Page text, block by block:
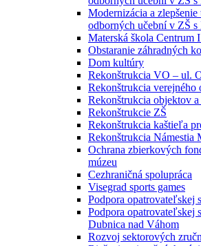
Modernizácia a
odborných učební v ZŠ
Materská škola Centrum
Obstaranie záhradných
Dom kultúry
Rekonštrukcia VO – ul.
Rekonštrukcia verejného
Rekonštrukcia objektov
Rekonštrukcie ZŠ
Rekonštrukcia kaštieľa
Rekonštrukcia Námestia
Ochrana zbierkových
múzeu
Cezhraničná spolupráca
Visegrad sports games
Podpora opatrovateľskej
Podpora opatrovateľskej
Dubnica nad Váhom
Rozvoj sektorových